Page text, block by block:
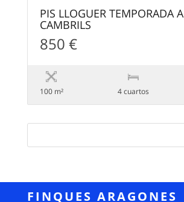
PIS LLOGUER TEMPORADA A
CAMBRILS
850 €
100 m² 4 сuartos
FINQUES ARAGONES